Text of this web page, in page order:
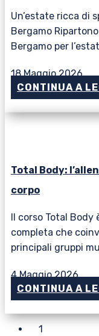
Un’estate ricca di
Bergamo
Bergamo per
18 Maggio 2026
CONTINUA A
Total Body:
corpo
Il corso Total
completa che
principali gruppi
4 Maggio 2026
CONTINUA A
1